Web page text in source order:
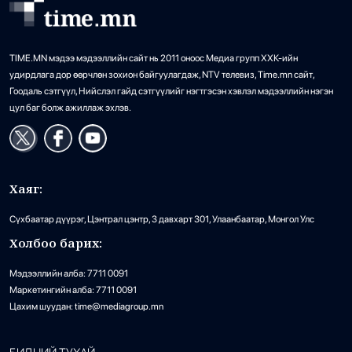
TIME.MN мэдээ мэдээллийн сайт нь 2011 оноос Медиа групп ХХК-ийн
удирдлага дор өөрчлөн зохион байгуулагдаж, NTV телевиз, Time.mn сайт,
Гоодаль сэтгүүл, Нийслэл гайд сэтгүүлийг нэгтгэсэн хэвлэл мэдээллийн нэгэн
цул баг болж ажиллаж эхлэв.
Хаяг:
Сүхбаатар дүүрэг, Цэнтрал цэнтр, 3 давхарт 301, Улаанбаатар, Монгол Улс
Холбоо барих:
Мэдээллийн алба: 7711 0091
Маркетингийн алба: 7711 0091
Цахим шуудан: time@mediagroup.mn